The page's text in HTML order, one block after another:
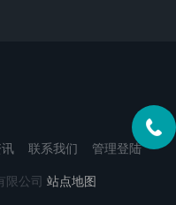
联系我们 管理登陆
限公司 站点地图